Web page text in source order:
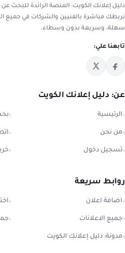
دليل إعلانك الكويت: المنصة الرائدة للبحث
نربطك مباشرة بالفنيين والشركات في جميع
سهلة، وسريعة بدون وسطاء.
تابعنا علي:
عن: دليل إعلانك الكويت
الرئيسية
من نحن
تسجيل دخول
روابط سريعة
اضافة اعلان
جميع الاعلانات
مدونة: دليل إعلانك الكويت